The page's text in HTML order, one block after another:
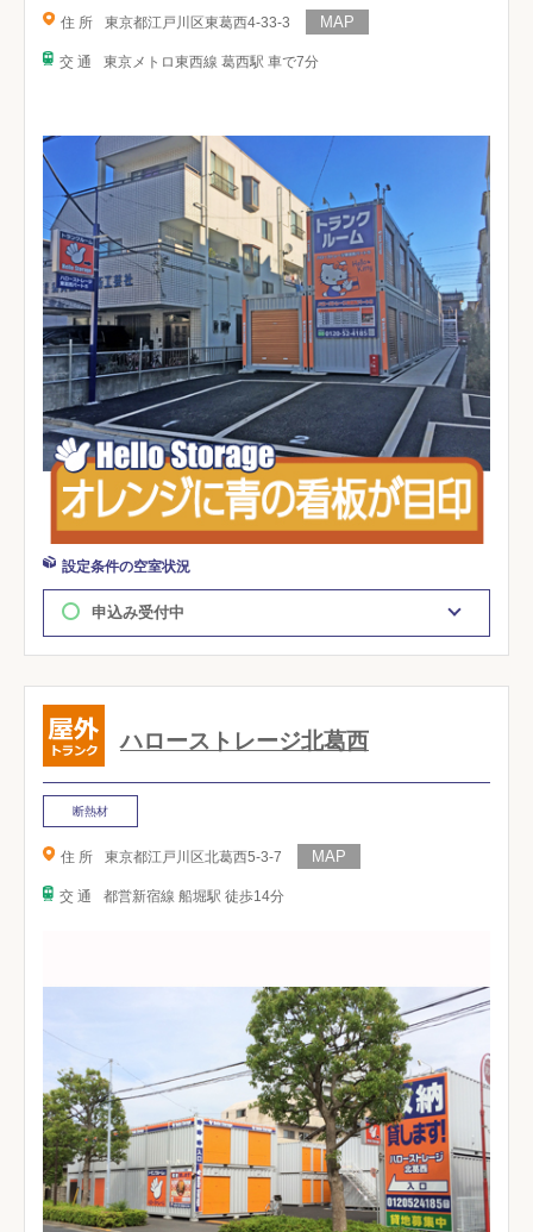
住 所 東京都江戸川区東葛西4-33-3
交 通 東京メトロ東西線 葛西駅 車で7分
設定条件の空室状況
申込み受付中
ハローストレージ北葛西
断熱材
住 所 東京都江戸川区北葛西5-3-7
交 通 都営新宿線 船堀駅 徒歩14分